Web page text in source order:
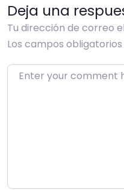
Deja una
Tu dirección de correo
Los campos
Enter your comment